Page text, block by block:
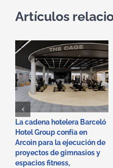
Artículos
La cadena hotelera Barceló
Hotel Group confía en
Arcoin para la ejecución de
proyectos de gimnasios y
espacios fitness,